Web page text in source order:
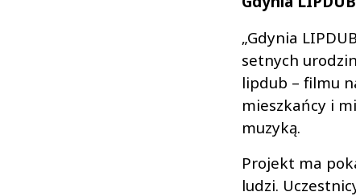
„Gdynia
setnych
lipdub – filmu
mieszkańcy i
muzyką.
Projekt ma
ludzi.